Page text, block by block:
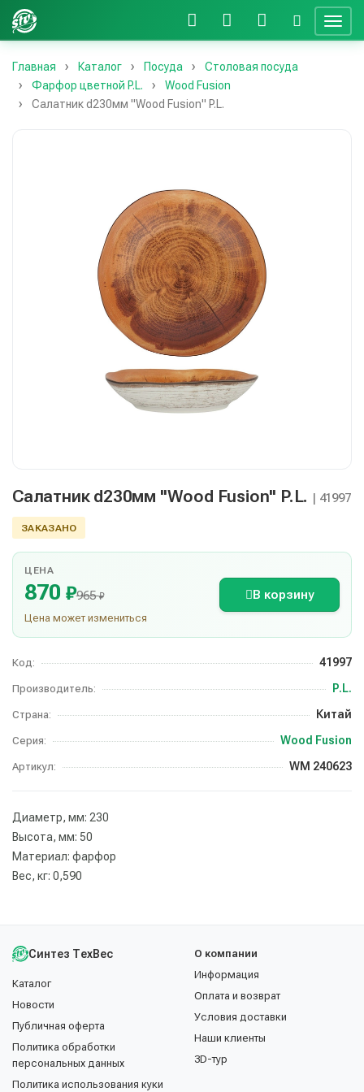
Главная Каталог Посуда
Столовая посуда
Фарфор цветной P.L.
Wood Fusion
Салатник d230мм "Wood Fusion" P.L.
Салатник d230мм "Wood Fusion" P.L. | 41997
ЗАКАЗАНО
ЦЕНА
870 ₽965₽
Цена может измениться
В корзину
Код: 41997
Производитель: P.L.
Страна: Китай
Серия: Wood Fusion
Артикул: WM 240623
Диаметр, мм: 230
Высота, мм: 50
Материал: фарфор
Вес, кг: 0,590
Синтез ТехВес
Каталог
Новости
Публичная оферта
Политика обработки
персональных данных
Политика использования куки
О компании
Информация
Оплата и возврат
Условия доставки
Наши клиенты
3D-тур